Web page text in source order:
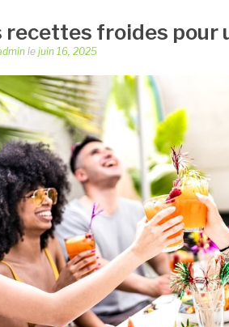
recettes froides pour
le juin 16, 2025